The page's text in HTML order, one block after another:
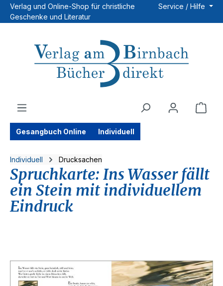
Zum Hauptinhalt springen
Verlag und Online-Shop für christliche
Geschenke und Literatur
Service / Hilfe
Gesangbuch Online Individuell
Individuell Drucksachen
Spruchkarte: Ins Wasser fällt
ein Stein mit individuellem
Eindruck